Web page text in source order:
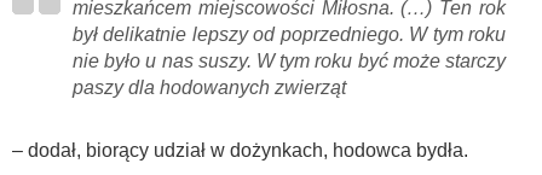
mieszkańcem miejscowości Miłosna. (…) Ten rok
był delikatnie lepszy od poprzedniego. W tym roku
nie było u nas suszy. W tym roku być może starczy
paszy dla hodowanych zwierząt
– dodał, biorący udział w dożynkach, hodowca bydła.